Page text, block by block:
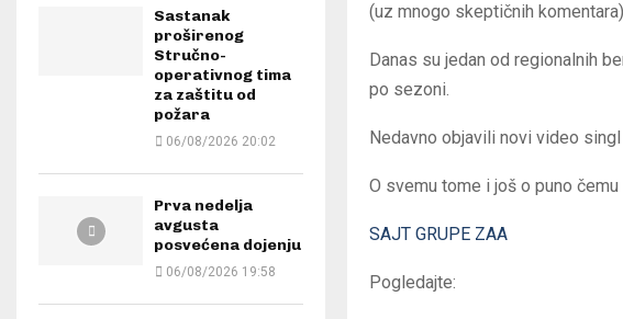
(uz mnogo skeptičnih
Danas su jedan od regionalnih
po sezoni.
Nedavno objavili novi video
O svemu tome i još o puno
SAJT GRUPE ZAA
Pogledajte:
Sastanak
proširenog
Stručno-
operativnog tima
za zaštitu od
požara
06/08/2026 20:02
Prva nedelja
avgusta
posvećena dojenju
06/08/2026 19:58